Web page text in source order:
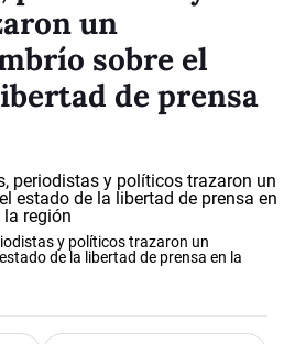
un
sobre el
de prensa
y políticos trazaron un
de la libertad de prensa en la